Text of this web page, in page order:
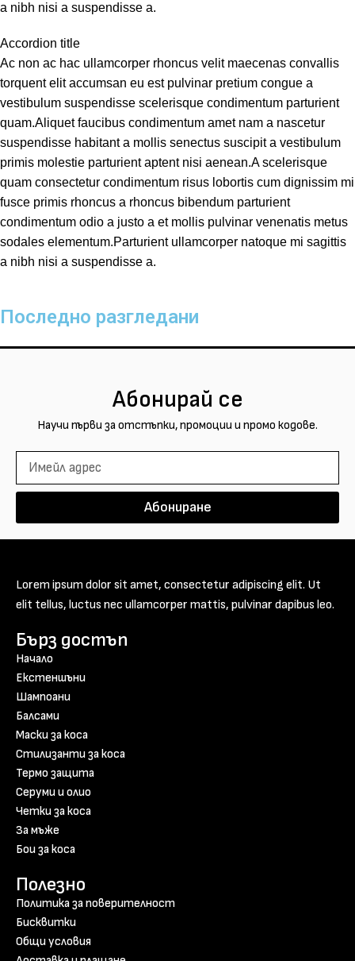
a nibh nisi a suspendisse a.
Accordion title
Ac non ac hac ullamcorper rhoncus velit maecenas convallis
torquent elit accumsan eu est pulvinar pretium congue a
vestibulum suspendisse scelerisque condimentum parturient
quam.Aliquet faucibus condimentum amet nam a nascetur
suspendisse habitant a mollis senectus suscipit a vestibulum
primis molestie parturient aptent nisi aenean.A scelerisque
quam consectetur condimentum risus lobortis cum dignissim mi
fusce primis rhoncus a rhoncus bibendum parturient
condimentum odio a justo a et mollis pulvinar venenatis metus
sodales elementum.Parturient ullamcorper natoque mi sagittis
a nibh nisi a suspendisse a.
Последно разгледани
Абонирай се
Научи първи за отстъпки, промоции и промо кодове.
Абониране
Lorem ipsum dolor sit amet, consectetur adipiscing elit. Ut
elit tellus, luctus nec ullamcorper mattis, pulvinar dapibus leo.
Бърз достъп
Начало
Екстеншъни
Шампоани
Балсами
Маски за коса
Стилизанти за коса
Термо защита
Серуми и олио
Четки за коса
За мъже
Бои за коса
Полезно
Политика за поверителност
Бисквитки
Общи условия